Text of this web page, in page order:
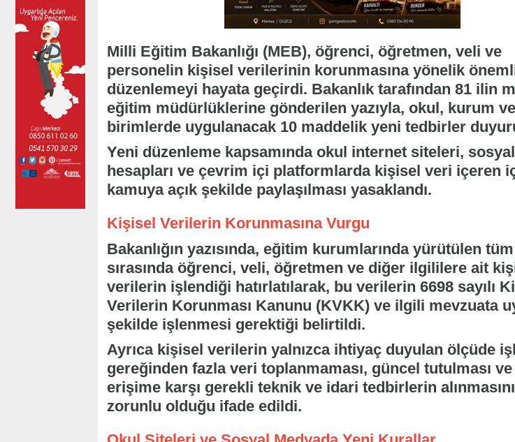
Milli Eğitim Bakanlığı (MEB), öğrenci, öğretmen, veli ve
personelin kişisel verilerinin korunmasına yönelik
düzenlemeyi hayata geçirdi. Bakanlık tarafından 81 ilin
eğitim müdürlüklerine gönderilen yazıyla, okul, kurum ve
birimlerde uygulanacak 10 maddelik yeni tedbirler
Yeni düzenleme kapsamında okul internet siteleri,
hesapları ve çevrim içi platformlarda kişisel veri içeren
kamuya açık şekilde paylaşılması yasaklandı.
Kişisel Verilerin Korunmasına Vurgu
Bakanlığın yazısında, eğitim kurumlarında yürütülen
sırasında öğrenci, veli, öğretmen ve diğer ilgililere ait
verilerin işlendiği hatırlatılarak, bu verilerin 6698 sayılı
Verilerin Korunması Kanunu (KVKK) ve ilgili mevzuata
şekilde işlenmesi gerektiği belirtildi.
Ayrıca kişisel verilerin yalnızca ihtiyaç duyulan ölçüde
gereğinden fazla veri toplanmaması, güncel tutulması
erişime karşı gerekli teknik ve idari tedbirlerin
zorunlu olduğu ifade edildi.